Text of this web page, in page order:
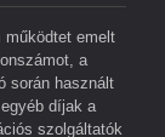
működtet emelt
a
során használt
díjak a
szolgáltatók